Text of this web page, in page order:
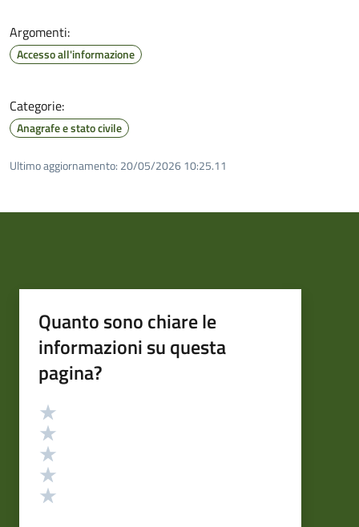
Argomenti:
Accesso all'informazione
Categorie:
Anagrafe e stato civile
Ultimo aggiornamento: 20/05/2026 10:25.11
Quanto sono chiare le
informazioni su questa
pagina?
Valutazione